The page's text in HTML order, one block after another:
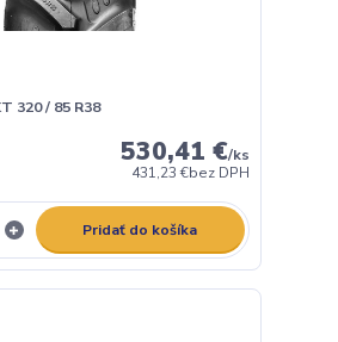
320 / 85 R38
530,41 €/ks
431,23 €bez DPH
Pridať do košíka